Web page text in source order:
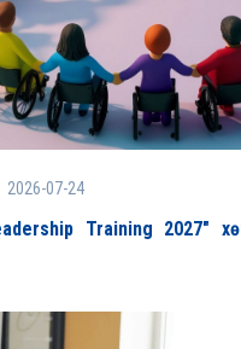
2026-07-24
Training 2027"